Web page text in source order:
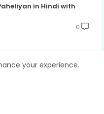
in Hindi with
0
Diwas Quiz Question
your experience.